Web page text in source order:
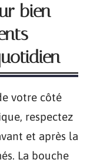
bien
votre côté
respectez
et après la
La bouche